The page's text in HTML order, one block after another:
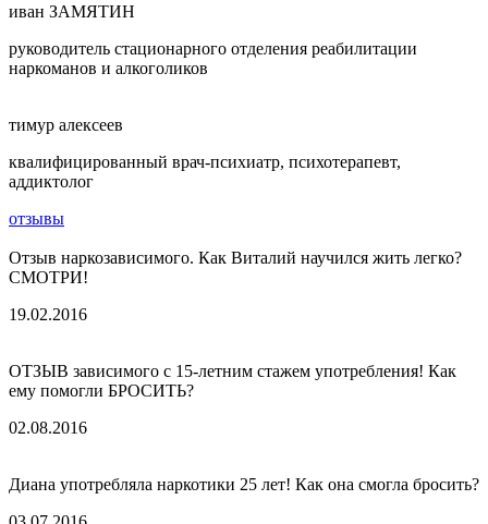
иван ЗАМЯТИН
руководитель стационарного отделения реабилитации
наркоманов и алкоголиков
тимур алексеев
квалифицированный врач-психиатр, психотерапевт,
аддиктолог
отзывы
Отзыв наркозависимого. Как Виталий научился жить легко?
СМОТРИ!
19.02.2016
ОТЗЫВ зависимого с 15-летним стажем употребления! Как
ему помогли БРОСИТЬ?
02.08.2016
Диана употребляла наркотики 25 лет! Как она смогла бросить?